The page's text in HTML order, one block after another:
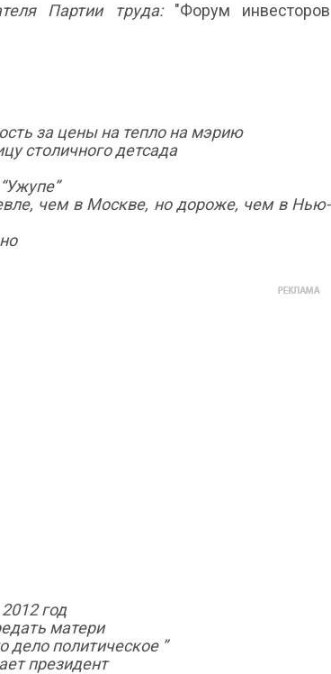
Партии труда:"Форум инвесторов
за цены на тепло на мэрию
столичного детсада
чем в Москве, но дороже, чем в Нью-
год
матери
дело политическое ”
президент